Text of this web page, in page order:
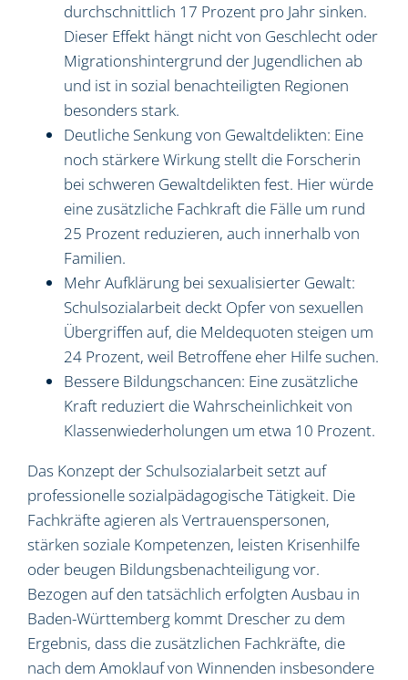
durchschnittlich 17 Prozent pro Jahr sinken.
Dieser Effekt hängt nicht von Geschlecht oder
Migrationshintergrund der Jugendlichen ab
und ist in sozial benachteiligten Regionen
besonders stark.
Deutliche Senkung von Gewaltdelikten: Eine
noch stärkere Wirkung stellt die Forscherin
bei schweren Gewaltdelikten fest. Hier würde
eine zusätzliche Fachkraft die Fälle um rund
25 Prozent reduzieren, auch innerhalb von
Familien.
Mehr Aufklärung bei sexualisierter Gewalt:
Schulsozialarbeit deckt Opfer von sexuellen
Übergriffen auf, die Meldequoten steigen um
24 Prozent, weil Betroffene eher Hilfe suchen.
Bessere Bildungschancen: Eine zusätzliche
Kraft reduziert die Wahrscheinlichkeit von
Klassenwiederholungen um etwa 10 Prozent.
Das Konzept der Schulsozialarbeit setzt auf
professionelle sozialpädagogische Tätigkeit. Die
Fachkräfte agieren als Vertrauenspersonen,
stärken soziale Kompetenzen, leisten Krisenhilfe
oder beugen Bildungsbenachteiligung vor.
Bezogen auf den tatsächlich erfolgten Ausbau in
Baden-Württemberg kommt Drescher zu dem
Ergebnis, dass die zusätzlichen Fachkräfte, die
nach dem Amoklauf von Winnenden insbesondere